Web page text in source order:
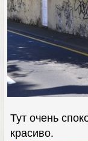
Тут очень
красиво.